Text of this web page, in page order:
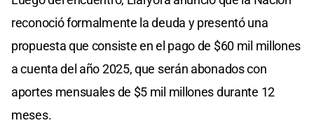
reconoció formalmente la deuda y presentó una
propuesta que consiste en el pago de $60 mil millones
a cuenta del año 2025, que serán abonados con
aportes mensuales de $5 mil millones durante 12
meses.